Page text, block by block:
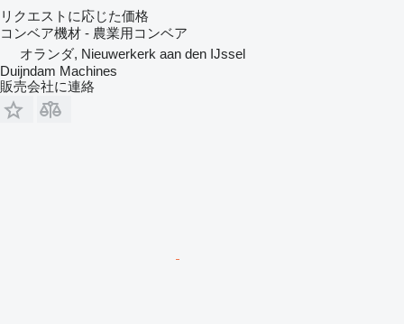
リクエストに応じた価格
コンベア機材 - 農業用コンベア
オランダ, Nieuwerkerk aan den IJssel
Duijndam Machines
販売会社に連絡